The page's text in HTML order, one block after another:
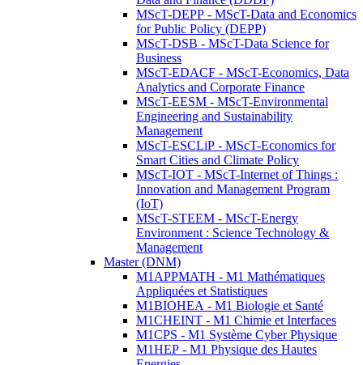
MScT-DEPP - MScT-Data and Economics
for Public Policy (DEPP)
MScT-DSB - MScT-Data Science for
Business
MScT-EDACF - MScT-Economics, Data
Analytics and Corporate Finance
MScT-EESM - MScT-Environmental
Engineering and Sustainability
Management
MScT-ESCLiP - MScT-Economics for
Smart Cities and Climate Policy
MScT-IOT - MScT-Internet of Things :
Innovation and Management Program
(IoT)
MScT-STEEM - MScT-Energy
Environment : Science Technology &
Management
Master (DNM)
M1APPMATH - M1 Mathématiques
Appliquées et Statistiques
M1BIOHEA - M1 Biologie et Santé
M1CHEINT - M1 Chimie et Interfaces
M1CPS - M1 Système Cyber Physique
M1HEP - M1 Physique des Hautes